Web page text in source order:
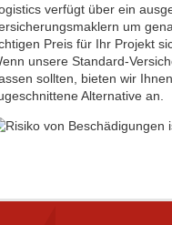
verfügt über ein
um
Preis für Ihr Projekt
unsere Standard-
sollten, bieten wir
Alternative an.